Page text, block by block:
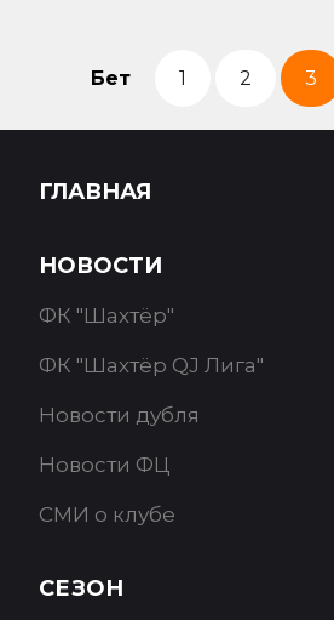
Бет 1 2 3
ГЛАВНАЯ
НОВОСТИ
ФК "Шахтёр"
ФК "Шахтёр QJ Лига"
Новости дубля
Новости ФЦ
СМИ о клубе
СЕЗОН